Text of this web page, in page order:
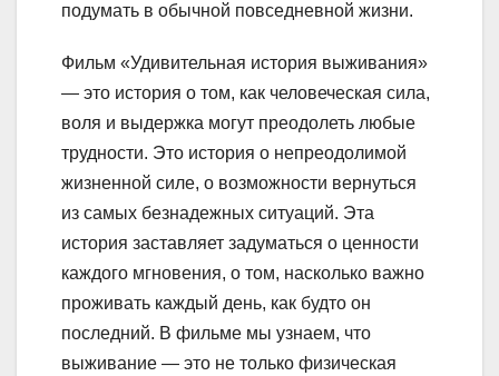
подумать в обычной повседневной жизни.
Фильм «Удивительная история выживания»
— это история о том, как человеческая сила,
воля и выдержка могут преодолеть любые
трудности. Это история о непреодолимой
жизненной силе, о возможности вернуться
из самых безнадежных ситуаций. Эта
история заставляет задуматься о ценности
каждого мгновения, о том, насколько важно
проживать каждый день, как будто он
последний. В фильме мы узнаем, что
выживание — это не только физическая